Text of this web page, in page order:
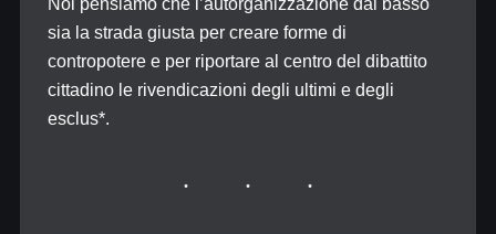
Noi pensiamo che l’autorganizzazione dal basso
sia la strada giusta per creare forme di
contropotere e per riportare al centro del dibattito
cittadino le rivendicazioni degli ultimi e degli
esclus*.